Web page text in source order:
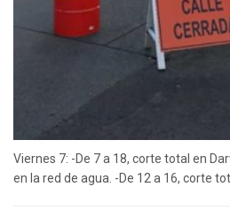
Viernes 7: -De 7 a 18, corte total en
en la red de agua. -De 12 a 16, corte